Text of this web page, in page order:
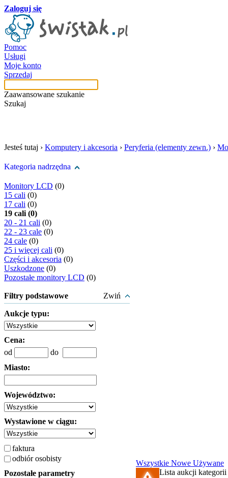
Zaloguj się
Pomoc
Usługi
Moje konto
Sprzedaj
Zaawansowane szukanie
Szukaj
Jesteś tutaj › Komputery i akcesoria › Peryferia (elementy zewn.) ›
Kategoria nadrzędna
Monitory LCD (0)
15 cali (0)
17 cali (0)
19 cali (0)
20 - 21 cali (0)
22 - 23 cale (0)
24 cale (0)
25 i więcej cali (0)
Części i akcesoria (0)
Uszkodzone (0)
Pozostałe monitory LCD (0)
Filtry podstawowe Zwiń
Aukcje typu:
Cena:
od
do
Miasto:
Województwo:
Wystawione w ciągu:
faktura
odbiór osobisty
Pozostałe parametry
Wszystkie Nowe Używane
Lista aukcji kategorii